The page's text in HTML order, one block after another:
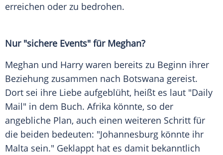
erreichen oder zu bedrohen.
Nur "sichere Events" für Meghan?
Meghan und Harry waren bereits zu Beginn ihrer
Beziehung zusammen nach Botswana gereist.
Dort sei ihre Liebe aufgeblüht, heißt es laut "Daily
Mail" in dem Buch. Afrika könnte, so der
angebliche Plan, auch einen weiteren Schritt für
die beiden bedeuten: "Johannesburg könnte ihr
Malta sein." Geklappt hat es damit bekanntlich